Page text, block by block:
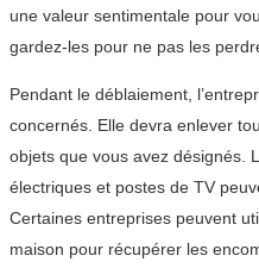
une valeur sentimentale pour
gardez-les pour ne pas les
Pendant le déblaiement,
concernés. Elle devra enlever
objets que vous avez désignés.
électriques et postes de TV
Certaines entreprises peuvent
maison pour récupérer les